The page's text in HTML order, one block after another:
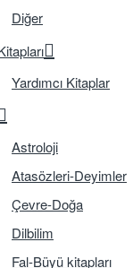
Diğer
Yardımcı Kitaplar
Astroloji
Atasözleri-Deyimler
Çevre-Doğa
Dilbilim
Fal-Büyü kitapları